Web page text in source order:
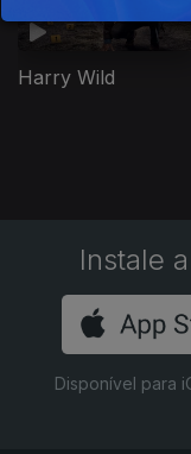
Harry Wild
Instale
Disponível para